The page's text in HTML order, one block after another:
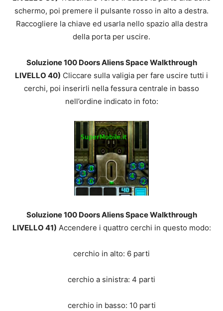
schermo, poi premere il pulsante rosso in alto a destra.
Raccogliere la chiave ed usarla nello spazio alla destra
della porta per uscire.
Soluzione 100 Doors Aliens Space Walkthrough
LIVELLO 40) Cliccare sulla valigia per fare uscire tutti i
cerchi, poi inserirli nella fessura centrale in basso
nell’ordine indicato in foto:
Soluzione 100 Doors Aliens Space Walkthrough
LIVELLO 41) Accendere i quattro cerchi in questo modo:
cerchio in alto: 6 parti
cerchio a sinistra: 4 parti
cerchio in basso: 10 parti